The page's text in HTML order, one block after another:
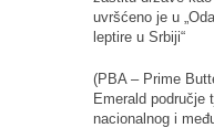
uvršćeno je u
leptire u Srbiji“
(PBA – Prime
Emerald područje
nacionalnog i